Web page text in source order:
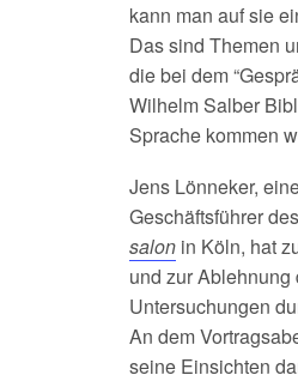
kann man auf sie
Das sind Themen
die bei dem
Wilhelm Salber
Sprache kommen
Jens Lönneker,
Geschäftsführer des
salon in Köln, hat
und zur Ablehnung
Untersuchungen
An dem
seine Einsichten